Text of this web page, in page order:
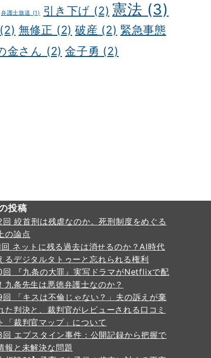
弁護士放送 (1) 引き下げ (2) 憲法 (3)
(2) 無修正 (2) 破産 (2) 緊急事態
金さん (2) 金子勇 (2)
投稿
回 絞首刑は残虐なのか。死刑制度をめぐる
の論点
回 ネットに残る過去は消せるのか？AI時代
るデジタルタトゥーと忘れられる権利
回 『九条の大罪』実写ドラマがNetflixで配
九条先生は悪徳弁護士なのか？
回 「キスは不倫じゃない？」夫の訴えが棄
た判決と、裁判官がレビューされる口コミ
「裁判官マップ」について
回 エプスタイン事件：公開記録から把握で
報と未解決な問題